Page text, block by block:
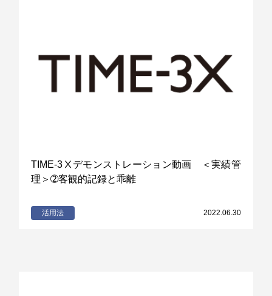
TIME-3Ⅹデモンストレーション動画 ＜実績管
理＞➁客観的記録と乖離
活用法 2022.06.30